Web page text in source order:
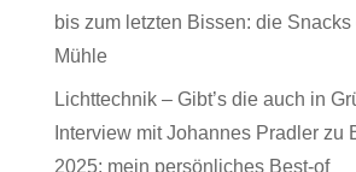
bis zum letzten Bissen: die
Mühle
Lichttechnik – Gibt’s die auch in
Interview mit Johannes Pradlerzu
2025: mein persönliches Best-of